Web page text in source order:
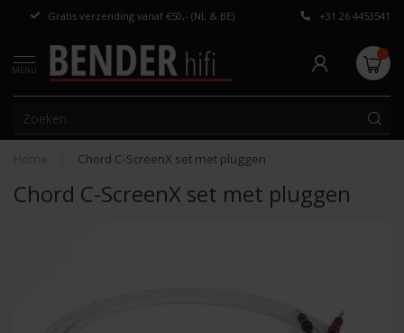
Gratis verzending vanaf €50,- (NL & BE) Persoonlijk
+31 26 4453541
MENU
Home Chord C-ScreenX set met pluggen
Chord C-ScreenX set met pluggen